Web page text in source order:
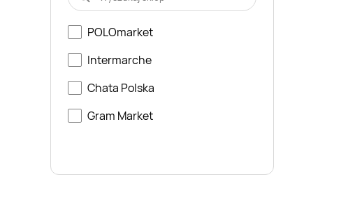
POLOmarket
Intermarche
Chata Polska
Gram Market